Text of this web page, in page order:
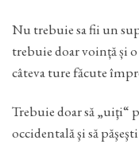
Nu trebuie sa fii un
trebuie doar voință și
câteva ture făcute
Trebuie doar să „uiţi“
occidentală şi să